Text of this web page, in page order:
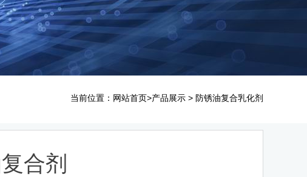
当前位置： 网站首页>产品展示 > 防锈油复合乳化剂
合剂